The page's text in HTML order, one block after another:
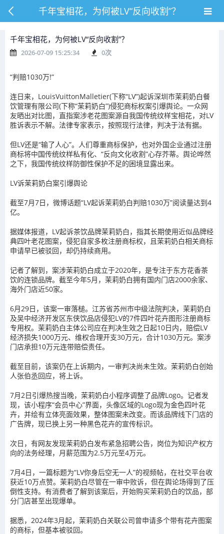
千年宝相花，为何被LV“反向收割”？
千年宝相花，为何被LV“反向收割”？
2026-07-09 15:25:34 0次
“判赔1030万!”
连日来，LouisVuittonMalletier(下称“LV”)起诉深圳市茉莉奶白餐
饮管理有限公司(下称“茉莉奶白”)侵犯商标权案引爆舆论。一众网
友晒出对比图，直指案涉老花图案源自我国传统纹样宝相花，对LV
胜诉表示不解。法律专家表示，按照现行法律，判决于法有据。
但LV还是“输了人心”。人们尊重商标保护，也对外国企业通过注册
商标将中国传统纹样私有化、“反向文化收割”心存芥蒂。舆论哗然
之下，我国传统纹样防御性保护不足的困境显露出来。
LV诉茉莉奶白案引爆舆论
截至7月7日，微博话题“LV起诉茉莉奶白判赔1030万”阅读量达到4
亿。
据媒体报道，LV起诉茶饮品牌茉莉奶白，指其长期使用近似品牌经
典四叶老花图案，侵犯自家多枚注册商标权，且茉莉奶白相关商标
申请早已被驳回，却仍持续商用。
记者了解到，案涉茉莉奶白成立于2020年，是专注于东方花香茶
饮的连锁品牌。截至今年5月，茉莉奶白拥有国内门店2000余家、
海外门店近50家。
6月29日，该案一审落槌。江苏省苏州市中级法院判决，茉莉奶白
及吴中经济开发区东侠饮品店侵犯LV的7件四叶花卉图形注册商标
专用权。茉莉奶白主体公司应在判决生效之日起10日内，赔偿LV
经济损失1000万元、维权合理开支30万元，合计1030万元。案涉
门店承担10万元连带赔偿责任。
截至目前，该案仍在上诉期内，一审判决尚未生效。茉莉奶白创始
人张伯丞回应，将上诉。
7月2日引爆热搜当晚，茉莉奶白小程序调整了品牌Logo。记者发
现，该小程序“会员中心”界面，头像区域的Logo现为金色四叶花
卉，并绘有立体亮面效果，整体图案未改变。而该品牌线下门店的
广告牌，现已换上另一种黑色花卉的宣传标识。
次日，有网友发现茉莉奶白发布紧急招聘公告，岗位为知识产权方
向的法务经理，月薪范围为2.5万元至4万元。
7月4日，一篇标题为“LV你身后空无一人”的视频帖，在社交平台收
获近10万点赞。茉莉奶白尽管在一审中败诉，但在舆论场得到了压
倒性支持。有消费者了解到该案后，开始购买茉莉奶白的饮品，部
分门店甚至出现爆单。
据悉，2024年3月起，茉莉奶白关联公司曾申请多个带有花卉图案
的商标，但基本被驳回。